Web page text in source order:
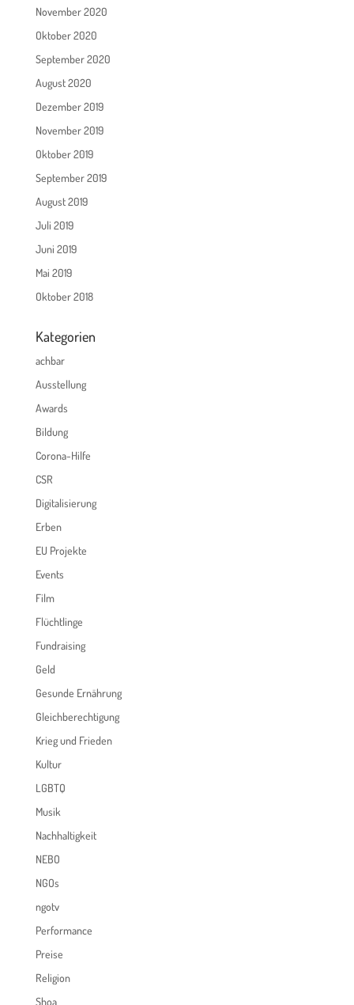
November 2020
Oktober 2020
September 2020
August 2020
Dezember 2019
November 2019
Oktober 2019
September 2019
August 2019
Juli 2019
Juni 2019
Mai 2019
Oktober 2018
Kategorien
achbar
Ausstellung
Awards
Bildung
Corona-Hilfe
CSR
Digitalisierung
Erben
EU Projekte
Events
Film
Flüchtlinge
Fundraising
Geld
Gesunde Ernährung
Gleichberechtigung
Krieg und Frieden
Kultur
LGBTQ
Musik
Nachhaltigkeit
NEBO
NGOs
ngotv
Performance
Preise
Religion
Shoa